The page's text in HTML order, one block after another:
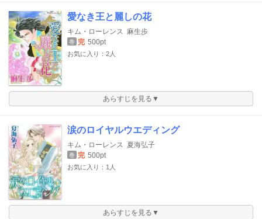
愛なき王と麗しの花
キム・ローレンス 麻生歩
巻 完 500pt
お気に入り：2人
あらすじを見る▼
涙のロイヤルウエディング
キム・ローレンス 夏海弘子
巻 完 500pt
お気に入り：1人
あらすじを見る▼